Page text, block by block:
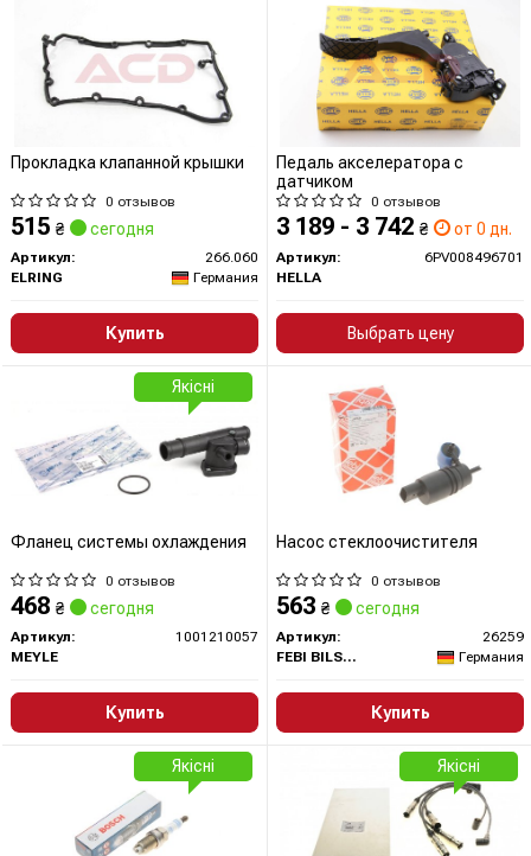
Прокладка клапанной крышки
0 отзывов
515 ₴ сегодня
Артикул:
266.060
ELRING
Германия
Купить
Педаль акселератора с
датчиком
0 отзывов
3 189 - 3 742 ₴ от 0 дн.
Артикул:
6PV008496701
HELLA
Выбрать цену
Фланец системы охлаждения
0 отзывов
468 ₴ сегодня
Артикул:
1001210057
MEYLE
Купить
Якісні
Насос стеклоочистителя
0 отзывов
563 ₴ сегодня
Артикул:
26259
FEBI BILSTEIN
Германия
Купить
Якісні Якісні